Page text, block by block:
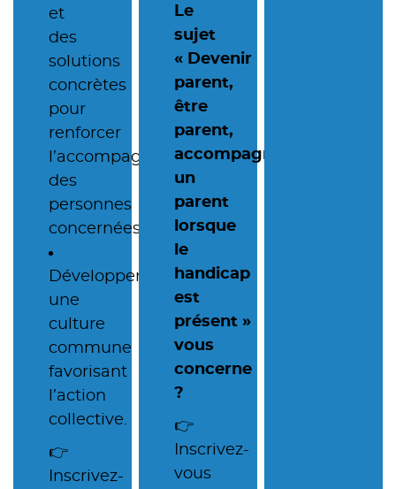
et
des
solutions
concrètes
pour
renforcer
l’accompagnement
des
personnes
concernées.
Développer
une
culture
commune
favorisant
l’action
collective.
👉
Inscrivez-
Le
sujet
« Devenir
parent,
être
parent,
accompagner
un
parent
lorsque
le
handicap
est
présent »
vous
concerne
?
👉
Inscrivez-
vous